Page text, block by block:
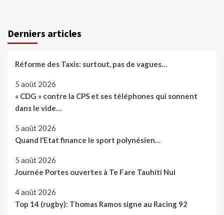
Derniers articles
Réforme des Taxis: surtout, pas de vagues…
5 août 2026
« CDG » contre la CPS et ses téléphones qui sonnent
dans le vide…
5 août 2026
Quand l’Etat finance le sport polynésien…
5 août 2026
Journée Portes ouvertes à Te Fare Tauhiti Nui
4 août 2026
Top 14 (rugby): Thomas Ramos signe au Racing 92